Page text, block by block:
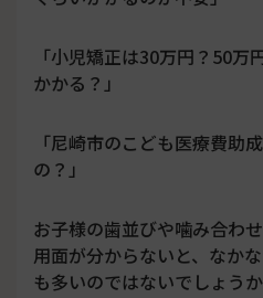
「小児矯正は30万円？50
かかる？」
「尼崎市のこども医療費助
の？」
お子様の歯並びや噛み合わ
用面が分からないと、なか
も多いのではないでしょうか